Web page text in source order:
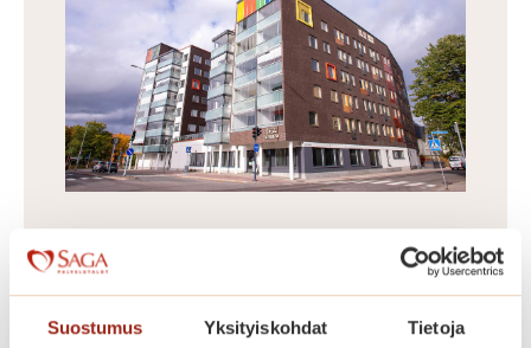
Suostumus Yksityiskohdat Tietoja
Senioriasunnot
Täyden palvelun Saga-palvelutalo